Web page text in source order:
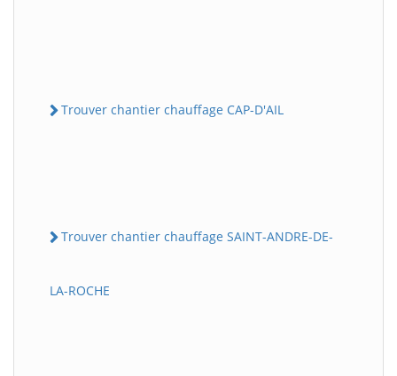
Trouver chantier chauffage CAP-D'AIL
Trouver chantier chauffage SAINT-ANDRE-DE-
LA-ROCHE